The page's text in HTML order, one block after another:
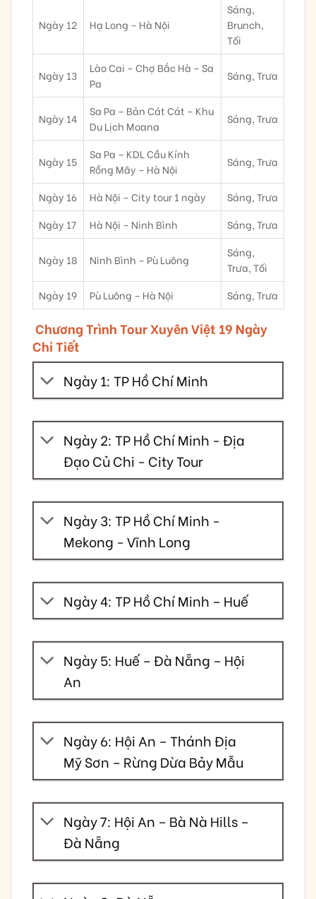
Ngày 12 Hạ Long – Hà Nội
Sáng,
Brunch,
Tối
Ngày 13
Lào Cai – Chợ Bắc Hà – Sa
Pa
Sáng, Trưa
Ngày 14
Sa Pa – Bản Cát Cát – Khu
Du Lịch Moana
Sáng, Trưa
Ngày 15
Sa Pa – KDL Cầu Kính
Rồng Mây – Hà Nội
Sáng, Trưa
Ngày 16 Hà Nội – City tour 1 ngày
Sáng, Trưa
Ngày 17
Hà Nội – Ninh Bình Sáng, Trưa
Ngày 18 Ninh Bình – Pù Luông
Sáng,
Trưa, Tối
Ngày 19
Pù Luông – Hà Nội Sáng, Trưa
Chương Trình Tour Xuyên Việt 19 Ngày
Chi Tiết
Ngày 1: TP Hồ Chí Minh
Ngày 2: TP Hồ Chí Minh - Địa
Đạo Củ Chi - City Tour
Ngày 3: TP Hồ Chí Minh -
Mekong - Vĩnh Long
Ngày 4: TP Hồ Chí Minh – Huế
Ngày 5: Huế – Đà Nẵng – Hội
An
Ngày 6: Hội An – Thánh Địa
Mỹ Sơn – Rừng Dừa Bảy Mẫu
Ngày 7: Hội An – Bà Nà Hills –
Đà Nẵng